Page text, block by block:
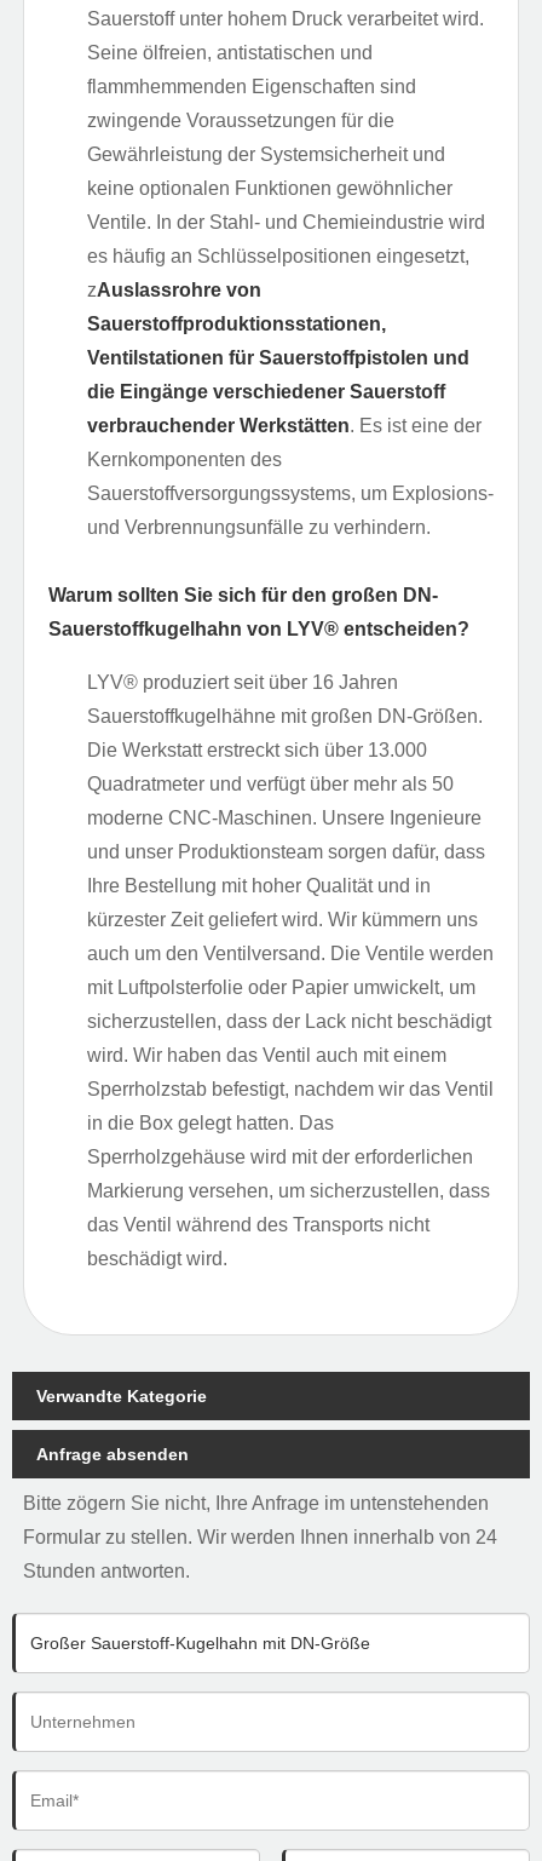
Sauerstoff unter hohem Druck verarbeitet wird.
Seine ölfreien, antistatischen und
flammhemmenden Eigenschaften sind
zwingende Voraussetzungen für die
Gewährleistung der Systemsicherheit und
keine optionalen Funktionen gewöhnlicher
Ventile. In der Stahl- und Chemieindustrie wird
es häufig an Schlüsselpositionen eingesetzt,
zAuslassrohre von
Sauerstoffproduktionsstationen,
Ventilstationen für Sauerstoffpistolen und
die Eingänge verschiedener Sauerstoff
verbrauchender Werkstätten. Es ist eine der
Kernkomponenten des
Sauerstoffversorgungssystems, um Explosions-
und Verbrennungsunfälle zu verhindern.
Warum sollten Sie sich für den großen DN-
Sauerstoffkugelhahn von LYV®️ entscheiden?
LYV®️ produziert seit über 16 Jahren
Sauerstoffkugelhähne mit großen DN-Größen.
Die Werkstatt erstreckt sich über 13.000
Quadratmeter und verfügt über mehr als 50
moderne CNC-Maschinen. Unsere Ingenieure
und unser Produktionsteam sorgen dafür, dass
Ihre Bestellung mit hoher Qualität und in
kürzester Zeit geliefert wird. Wir kümmern uns
auch um den Ventilversand. Die Ventile werden
mit Luftpolsterfolie oder Papier umwickelt, um
sicherzustellen, dass der Lack nicht beschädigt
wird. Wir haben das Ventil auch mit einem
Sperrholzstab befestigt, nachdem wir das Ventil
in die Box gelegt hatten. Das
Sperrholzgehäuse wird mit der erforderlichen
Markierung versehen, um sicherzustellen, dass
das Ventil während des Transports nicht
beschädigt wird.
Verwandte Kategorie
Anfrage absenden
Bitte zögern Sie nicht, Ihre Anfrage im untenstehenden
Formular zu stellen. Wir werden Ihnen innerhalb von 24
Stunden antworten.